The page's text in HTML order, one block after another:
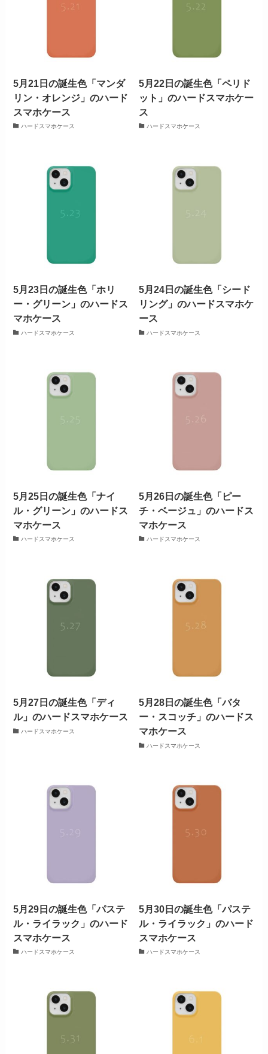
5月21日の誕生色「マンダ
リン・オレンジ」のハード
スマホケース
ハードスマホケース
5月22日の誕生色「ペリド
ット」のハードスマホケー
ス
ハードスマホケース
5月23日の誕生色「ホリ
ー・グリーン」のハードス
マホケース
ハードスマホケース
5月24日の誕生色「シード
リング」のハードスマホケ
ース
ハードスマホケース
5月25日の誕生色「ナイ
ル・グリーン」のハードス
マホケース
ハードスマホケース
5月26日の誕生色「ピー
チ・ベージュ」のハードス
マホケース
ハードスマホケース
5月27日の誕生色「ディ
ル」のハードスマホケース
ハードスマホケース
5月28日の誕生色「バタ
ー・スコッチ」のハードス
マホケース
ハードスマホケース
5月29日の誕生色「パステ
ル・ライラック」のハード
スマホケース
ハードスマホケース
5月30日の誕生色「パステ
ル・ライラック」のハード
スマホケース
ハードスマホケース